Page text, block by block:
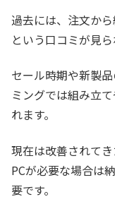
過去には、注文か
という口コミが見
セール時期や新製
ミングでは組み立
れます。
現在は改善されて
PCが必要な場合は
要です。